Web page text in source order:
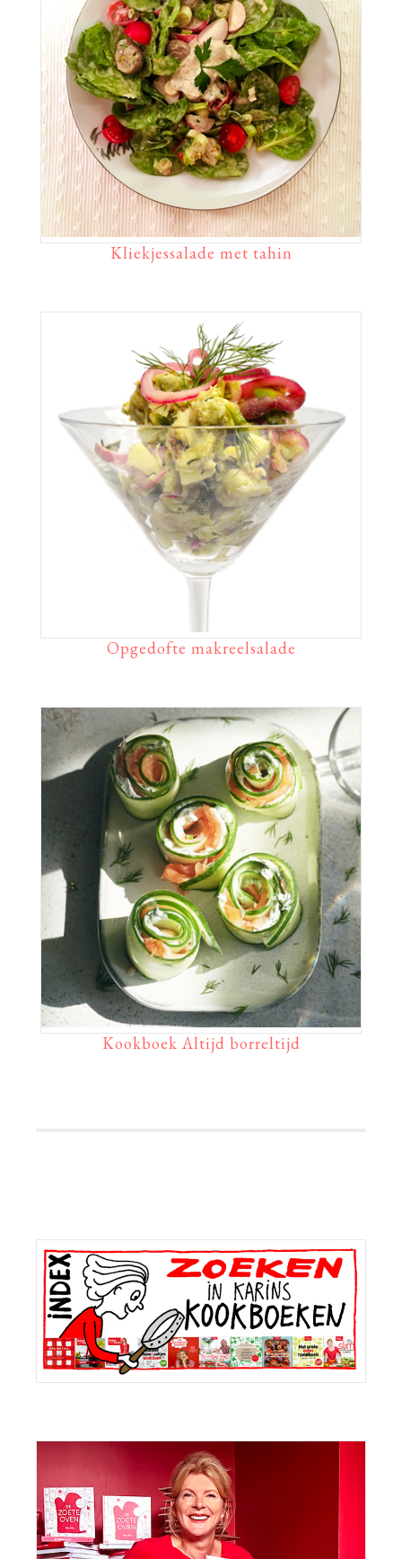
Kliekjessalade met tahin
Opgedofte makreelsalade
Kookboek Altijd borreltijd
Primaire
Sidebar